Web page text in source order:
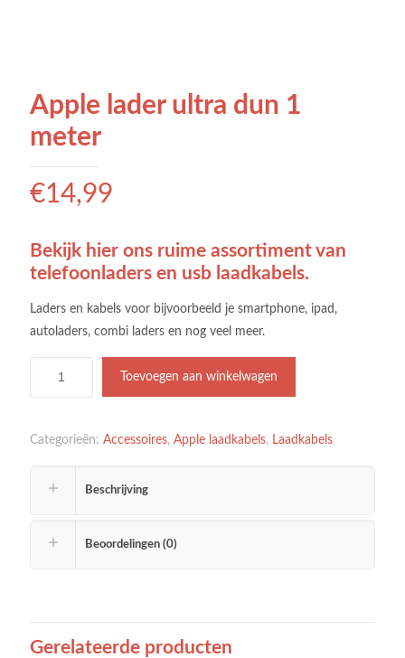
Apple lader ultra dun 1
meter
€14,99
Bekijk hier ons ruime assortiment van
telefoonladers en usb laadkabels.
Laders en kabels voor bijvoorbeeld je smartphone, ipad,
autoladers, combi laders en nog veel meer.
Toevoegen aan winkelwagen
Categorieën: Accessoires, Apple laadkabels, Laadkabels
Beschrijving
Beoordelingen (0)
Gerelateerde producten